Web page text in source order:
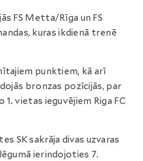
FS Metta/Rīga un FS
kuras ikdienā trenē
punktiem, kā arī
bronzas pozīcijās, par
vietas ieguvējiem Riga FC
SK sakrāja divas uzvaras
ierindojoties 7.